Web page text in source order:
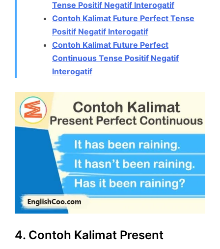
Tense Positif Negatif Interogatif
Contoh Kalimat Future Perfect Tense
Positif Negatif Interogatif
Contoh Kalimat Future Perfect
Continuous Tense Positif Negatif
Interogatif
4. Contoh Kalimat Present